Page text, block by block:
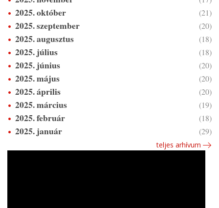
2025. október (21)
2025. szeptember (20)
2025. augusztus (18)
2025. július (18)
2025. június (20)
2025. május (20)
2025. április (20)
2025. március (19)
2025. február (18)
2025. január (29)
teljes arhívum